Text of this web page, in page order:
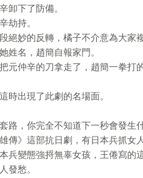
卸下了防備。
劫持。
絕妙的反轉，橘子不介意為大家
姓名，趙簡自報家門。
元仲辛的刀拿走了，趙簡一拳打
時出現了此劇的名場面。
路，你完全不知道下一秒會發生
傳》這部抗日劇，有日本兵抓女
兵變態強捋無辜女孩，王倦寫的
發愁。